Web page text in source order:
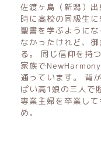
佐渡ヶ島（新潟）
時に高校の同級生
聖書を学ぶように
なかったけれど、
る。 同じ信仰を持
家族で
通っています。 背
ぱい高1娘の三人で
専業主婦を卒業し
め。